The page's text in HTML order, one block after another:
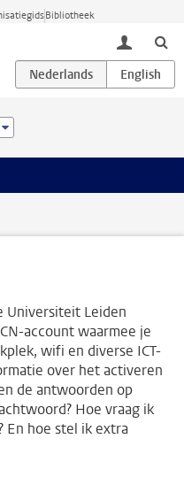
Bibliotheek
toggle
Universiteit Leiden
account waarmee je
wifi en diverse ICT-
over het activeren
de antwoorden op
Hoe vraag ik
En hoe stel ik extra